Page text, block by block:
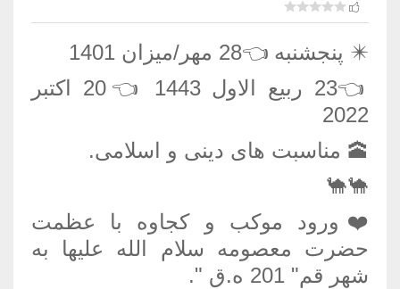
✴️ پنجشنبه 👈28 مهر/میزان 1401
👈23 ربیع الاول 1443 👈20 اکتبر
2022
🕋 مناسبت های دینی و اسلامی.
🐪🐪
❤️ورود موکب و کجاوه با عظمت
حضرت معصومه سلام الله علیها به
شهر قم" 201 ه.ق ".